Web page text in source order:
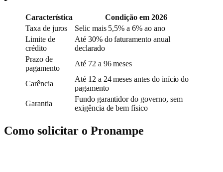
Característica
Condição em 2026
Taxa de juros
Selic mais 5,5% a 6% ao ano
Limite de
crédito
Até 30% do faturamento anual
declarado
Prazo de
pagamento
Até 72 a 96 meses
Carência
Até 12 a 24 meses antes do início do
pagamento
Garantia
Fundo garantidor do governo, sem
exigência de bem físico
Como solicitar o Pronampe